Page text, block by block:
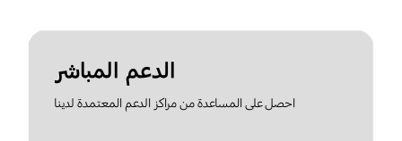
الدعم المباشر
احصل على المساعدة من مراكز الدعم المعتمدة لدينا